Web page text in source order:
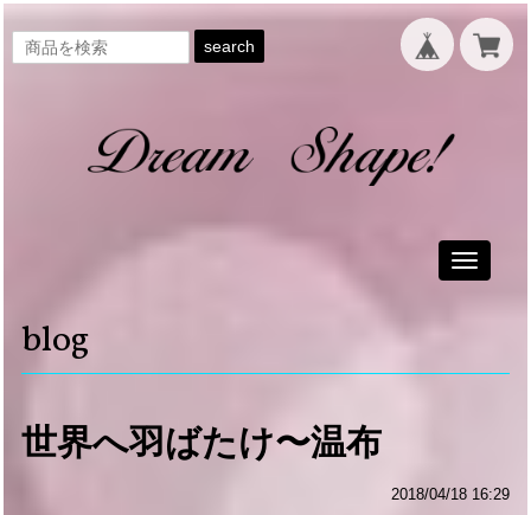
search
Toggle
blog
世界へ羽ばたけ〜温布
2018/04/18 16:29